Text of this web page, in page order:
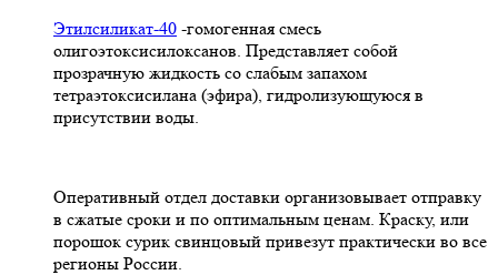
Этилсиликат-40 -гомогенная смесь
олигоэтоксисилоксанов. Представляет собой
прозрачную жидкость со слабым запахом
тетраэтоксисилана (эфира), гидролизующуюся в
присутствии воды.
Оперативный отдел доставки организовывает отправку
в сжатые сроки и по оптимальным ценам. Краску, или
порошок сурик свинцовый привезут практически во все
регионы России.